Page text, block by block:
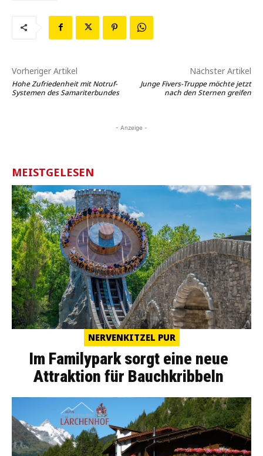
Vorheriger Artikel
Hohe Zufriedenheit mit Notruf-
Systemen des Samariterbundes
Nächster Artikel
Junge Fivers-Truppe möchte jetzt
nach den Sternen greifen
- Anzeige -
MEISTGELESEN
NERVENKITZEL PUR
Im Familypark sorgt eine neue
Attraktion für Bauchkribbeln